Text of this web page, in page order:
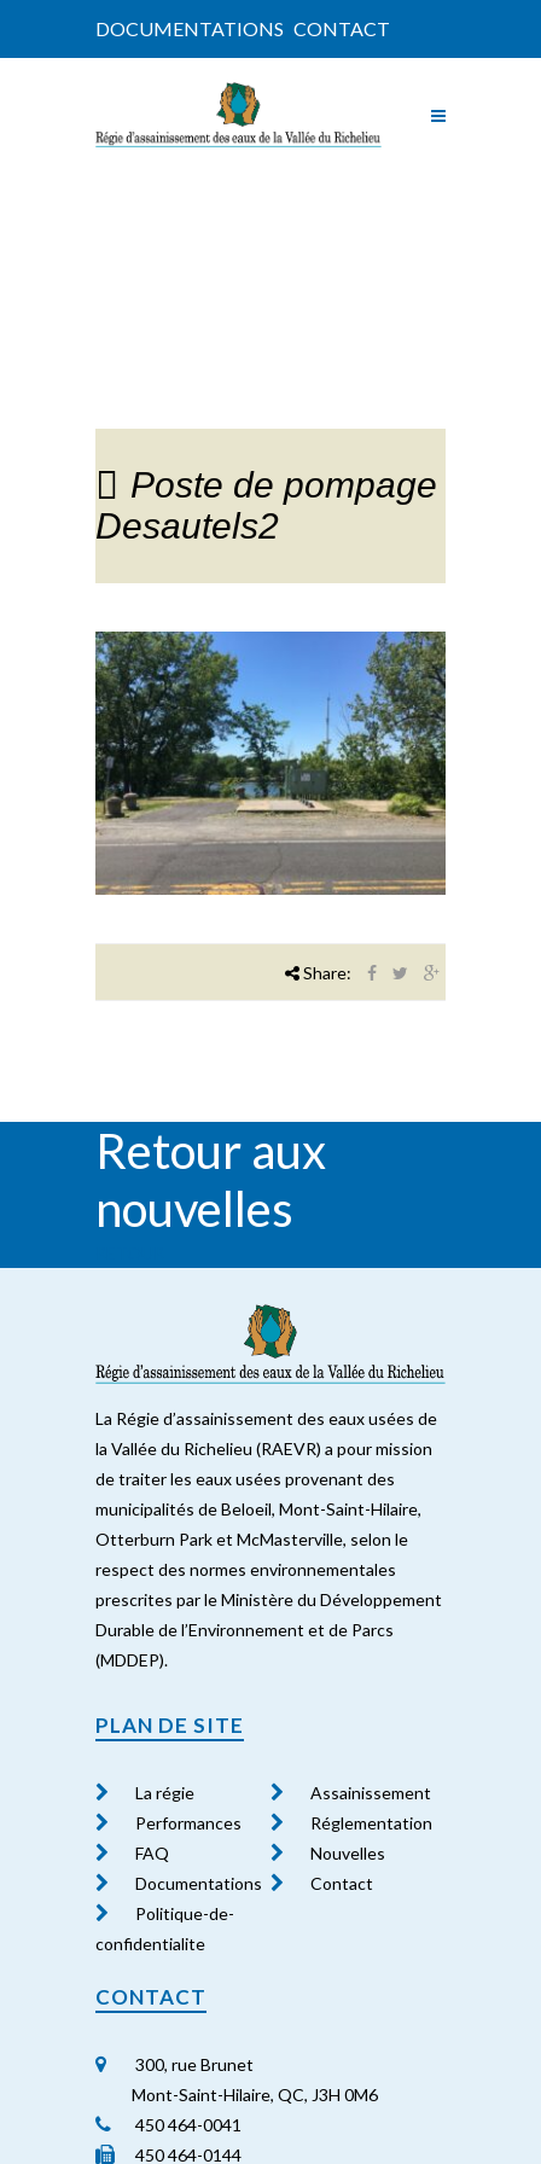
DOCUMENTATIONS CONTACT
Poste de pompage
Desautels2
Share:
Retour aux
nouvelles
La Régie d’assainissement des eaux usées de
la Vallée du Richelieu (RAEVR) a pour mission
de traiter les eaux usées provenant des
municipalités de Beloeil, Mont-Saint-Hilaire,
Otterburn Park et McMasterville, selon le
respect des normes environnementales
prescrites par le Ministère du Développement
Durable de l’Environnement et de Parcs
(MDDEP).
PLAN DE SITE
La régie
Assainissement
Performances
Réglementation
FAQ
Nouvelles
Documentations
Contact
Politique-de-
confidentialite
CONTACT
300, rue Brunet
Mont-Saint-Hilaire, QC, J3H 0M6
450 464-0041
450 464-0144